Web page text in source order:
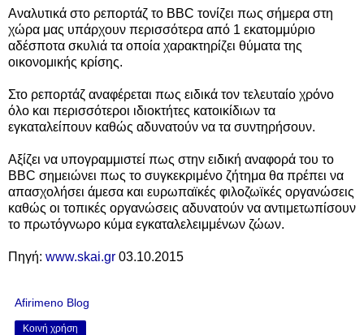
Αναλυτικά στο ρεπορτάζ το BBC τονίζει πως σήμερα στη
χώρα μας υπάρχουν περισσότερα από 1 εκατομμύριο
αδέσποτα σκυλιά τα οποία χαρακτηρίζει θύματα της
οικονομικής κρίσης.
Στο ρεπορτάζ αναφέρεται πως ειδικά τον τελευταίο χρόνο
όλο και περισσότεροι ιδιοκτήτες κατοικίδιων τα
εγκαταλείπουν καθώς αδυνατούν να τα συντηρήσουν.
Αξίζει να υπογραμμιστεί πως στην ειδική αναφορά του το
BBC σημειώνει πως το συγκεκριμένο ζήτημα θα πρέπει να
απασχολήσει άμεσα και ευρωπαϊκές φιλοζωϊκές οργανώσεις
καθώς οι τοπικές οργανώσεις αδυνατούν να αντιμετωπίσουν
το πρωτόγνωρο κύμα εγκαταλελειμμένων ζώων.
Πηγή: www.skai.gr 03.10.2015
Afirimeno Blog
Κοινή χρήση